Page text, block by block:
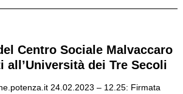
Centro Sociale Malvaccaro
all’Università dei Tre Secoli
24.02.2023 – 12.25: Firmata